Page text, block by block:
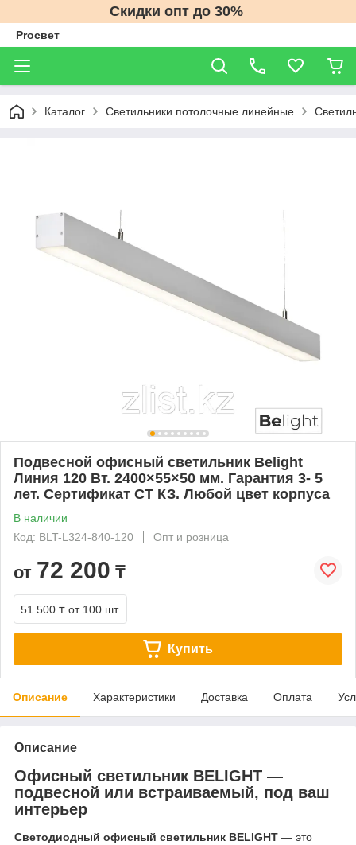
Скидки опт до 30%
Proсвет
Каталог Светильники потолочные линейные
Подвесной офисный светильник Belight
Линия 120 Вт. 2400×55×50 мм. Гарантия 3- 5
лет. Сертификат СТ КЗ. Любой цвет корпуса
В наличии
Код: BLT-L324-840-120
Опт и розница
от 72 200 ₸
51 500 ₸ от 100 шт.
Купить
Описание Характеристики Доставка Оплата
Описание
Офисный светильник BELIGHT —
подвесной или встраиваемый, под ваш
интерьер
Светодиодный офисный светильник BELIGHT — это